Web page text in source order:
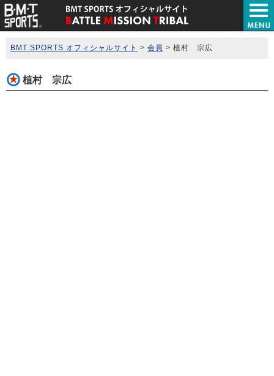
BMT SPORTS オフィシャルサイト > 会員 > 植村 宗広
植村 宗広